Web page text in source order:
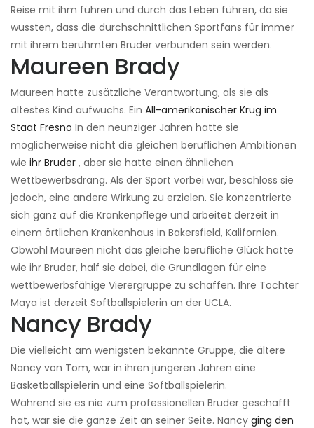
Reise mit ihm führen und durch das Leben führen, da sie
wussten, dass die durchschnittlichen Sportfans für immer
mit ihrem berühmten Bruder verbunden sein werden.
Maureen Brady
Maureen hatte zusätzliche Verantwortung, als sie als
ältestes Kind aufwuchs. Ein All-amerikanischer Krug im
Staat Fresno In den neunziger Jahren hatte sie
möglicherweise nicht die gleichen beruflichen Ambitionen
wie ihr Bruder , aber sie hatte einen ähnlichen
Wettbewerbsdrang. Als der Sport vorbei war, beschloss sie
jedoch, eine andere Wirkung zu erzielen. Sie konzentrierte
sich ganz auf die Krankenpflege und arbeitet derzeit in
einem örtlichen Krankenhaus in Bakersfield, Kalifornien.
Obwohl Maureen nicht das gleiche berufliche Glück hatte
wie ihr Bruder, half sie dabei, die Grundlagen für eine
wettbewerbsfähige Vierergruppe zu schaffen. Ihre Tochter
Maya ist derzeit Softballspielerin an der UCLA.
Nancy Brady
Die vielleicht am wenigsten bekannte Gruppe, die ältere
Nancy von Tom, war in ihren jüngeren Jahren eine
Basketballspielerin und eine Softballspielerin.
Während sie es nie zum professionellen Bruder geschafft
hat, war sie die ganze Zeit an seiner Seite. Nancy ging den